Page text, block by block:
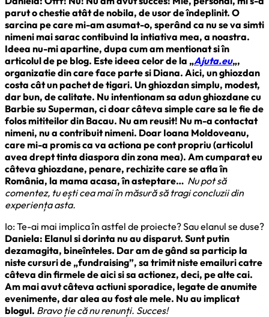
parut o chestie atât de nobila, de usor de îndeplinit. O
sarcina pe care mi-am asumat-o, sperând ca nu se va simti
nimeni mai sarac contibuind la intiativa mea, a noastra.
Ideea nu-mi apartine, dupa cum am mentionat si în
articolul de pe blog. Este ideea celor de la „Ajuta.eu„,
organizatie din care face parte si Diana. Aici, un ghiozdan
costa cât un pachet de tigari. Un ghiozdan simplu, modest,
dar bun, de calitate. Nu intentionam sa adun ghiozdane cu
Barbie su Superman, ci doar câteva simple care sa le fie de
folos mititeilor din Bacau. Nu am reusit! Nu m-a contactat
nimeni, nu a contribuit nimeni. Doar Ioana Moldoveanu,
care mi-a promis ca va actiona pe cont propriu (articolul
avea drept tinta diaspora din zona mea). Am cumparat eu
câteva ghiozdane, penare, rechizite care se afla în
România, la mama acasa, în asteptare… Nu pot să
comentez, tu ești cea mai în măsură să tragi concluzii din
experiența asta.
Io: Te-ai mai implica în astfel de proiecte? Sau elanul se duse?
Daniela: Elanul si dorinta nu au disparut. Sunt putin
dezamagita, bineînteles. Dar am de gând sa particip la
niste cursuri de „fundraising”, sa trimit niste emailuri catre
câteva din firmele de aici si sa actionez, deci, pe alte cai.
Am mai avut câteva actiuni sporadice, legate de anumite
evenimente, dar alea au fost ale mele. Nu au implicat
blogul. Bravo ție că nu renunți. Succes!